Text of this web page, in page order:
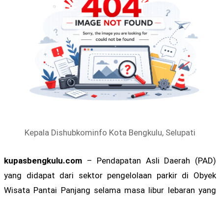
Kepala Dishubkominfo Kota Bengkulu, Selupati
kupasbengkulu.com – Pendapatan Asli Daerah (PAD)
yang didapat dari sektor pengelolaan parkir di Obyek
Wisata Pantai Panjang selama masa libur lebaran yang